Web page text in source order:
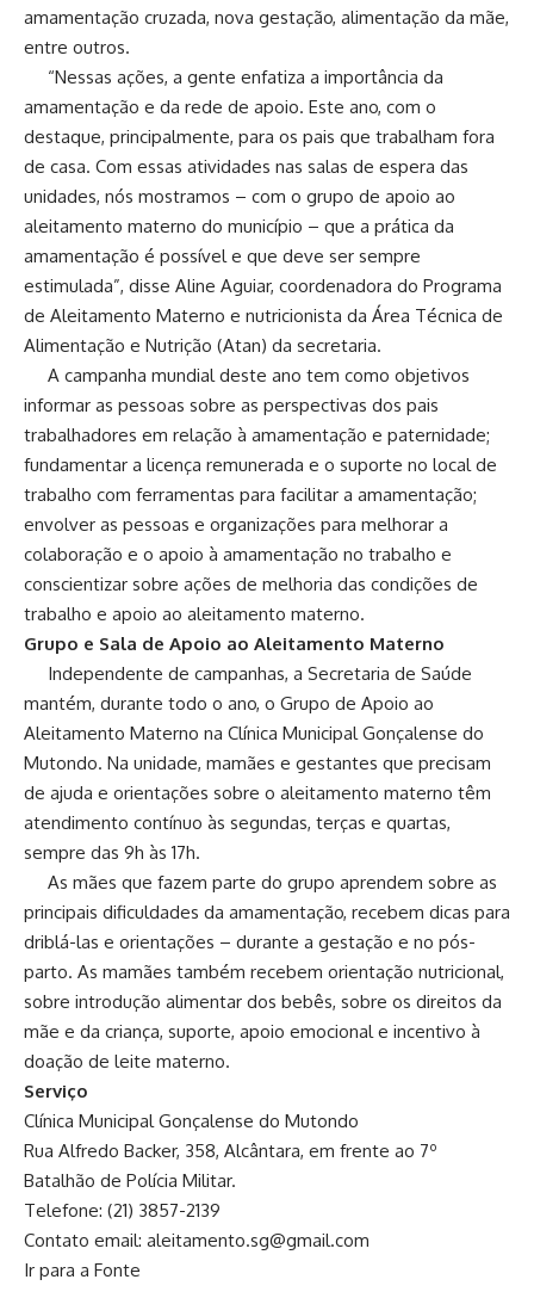
amamentação cruzada, nova gestação, alimentação da mãe,
entre outros.
“Nessas ações, a gente enfatiza a importância da
amamentação e da rede de apoio. Este ano, com o
destaque, principalmente, para os pais que trabalham fora
de casa. Com essas atividades nas salas de espera das
unidades, nós mostramos – com o grupo de apoio ao
aleitamento materno do município – que a prática da
amamentação é possível e que deve ser sempre
estimulada”, disse Aline Aguiar, coordenadora do Programa
de Aleitamento Materno e nutricionista da Área Técnica de
Alimentação e Nutrição (Atan) da secretaria.
A campanha mundial deste ano tem como objetivos
informar as pessoas sobre as perspectivas dos pais
trabalhadores em relação à amamentação e paternidade;
fundamentar a licença remunerada e o suporte no local de
trabalho com ferramentas para facilitar a amamentação;
envolver as pessoas e organizações para melhorar a
colaboração e o apoio à amamentação no trabalho e
conscientizar sobre ações de melhoria das condições de
trabalho e apoio ao aleitamento materno.
Grupo e Sala de Apoio ao Aleitamento Materno
Independente de campanhas, a Secretaria de Saúde
mantém, durante todo o ano, o Grupo de Apoio ao
Aleitamento Materno na Clínica Municipal Gonçalense do
Mutondo. Na unidade, mamães e gestantes que precisam
de ajuda e orientações sobre o aleitamento materno têm
atendimento contínuo às segundas, terças e quartas,
sempre das 9h às 17h.
As mães que fazem parte do grupo aprendem sobre as
principais dificuldades da amamentação, recebem dicas para
driblá-las e orientações – durante a gestação e no pós-
parto. As mamães também recebem orientação nutricional,
sobre introdução alimentar dos bebês, sobre os direitos da
mãe e da criança, suporte, apoio emocional e incentivo à
doação de leite materno.
Serviço
Clínica Municipal Gonçalense do Mutondo
Rua Alfredo Backer, 358, Alcântara, em frente ao 7º
Batalhão de Polícia Militar.
Telefone: (21) 3857-2139
Contato email: aleitamento.sg@gmail.com
Ir para a Fonte